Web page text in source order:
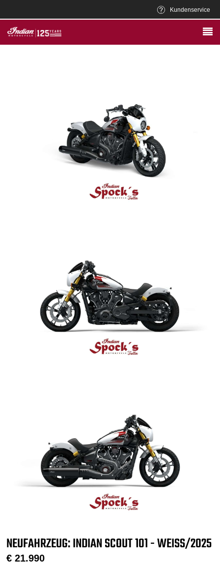
Kundenservice
NEUFAHRZEUG: INDIAN SCOUT 101 - WEISS/2025
€21.990